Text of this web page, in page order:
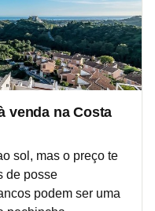
venda na Costa
sol, mas o preço te
de posse
podem ser uma